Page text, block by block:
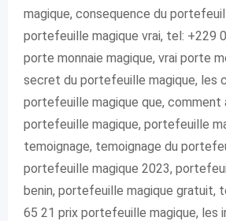
magique, consequence du
portefeuille magique vrai, tel: +229
porte monnaie magique, vrai porte
secret du portefeuille magique, les
portefeuille magique que, comment
portefeuille magique, portefeuille
temoignage, temoignage du
portefeuille magique 2023,
benin, portefeuille magique gratuit,
65 21 prix portefeuille magique, les